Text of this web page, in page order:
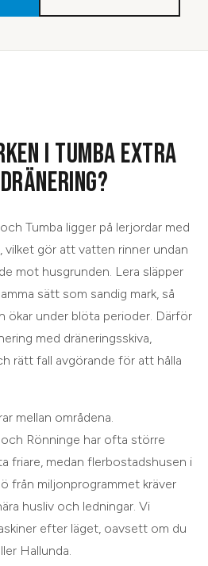
I TUMBA EXTRA
Tumba ligger på lerjordar med
gör att vatten rinner undan
mot husgrunden. Lera släpper
sätt som sandig mark, så
ökar under blöta perioder. Därför
med dräneringsskiva,
rätt fall avgörande för att hålla
mellan områdena.
Rönninge har ofta större
friare, medan flerbostadshusen i
från miljonprogrammet kräver
husliv och ledningar. Vi
efter läget, oavsett om du
Hallunda.